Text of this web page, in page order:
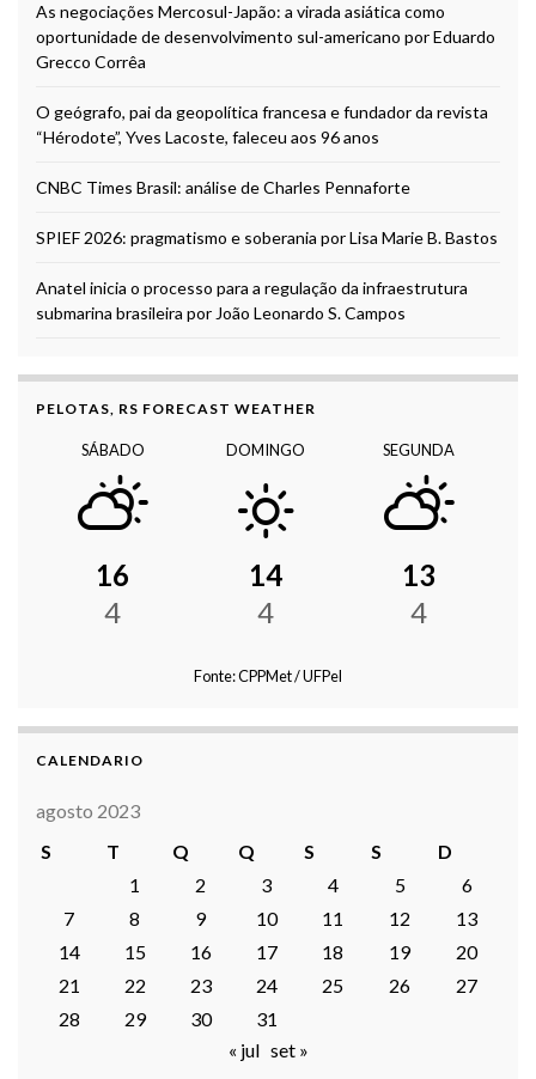
As negociações Mercosul-Japão: a virada asiática como
oportunidade de desenvolvimento sul-americano por Eduardo
Grecco Corrêa
O geógrafo, pai da geopolítica francesa e fundador da revista
“Hérodote”, Yves Lacoste, faleceu aos 96 anos
CNBC Times Brasil: análise de Charles Pennaforte
SPIEF 2026: pragmatismo e soberania por Lisa Marie B. Bastos
Anatel inicia o processo para a regulação da infraestrutura
submarina brasileira por João Leonardo S. Campos
PELOTAS, RS FORECAST WEATHER
SÁBADO
16
4
DOMINGO
14
4
SEGUNDA
13
4
Fonte: CPPMet / UFPel
CALENDARIO
agosto 2023
S
T Q Q S S
D
1
2 3 4 5
6
7
8 9 10 11 12
13
14
15 16 17 18 19
20
21
22 23 24 25 26
27
28
29 30
31
« jul set »